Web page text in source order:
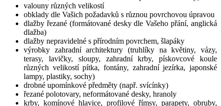
valouny různých velikostí
obklady dle Vašich požadavků s různou povrchovou úpravou
dlažby řezané (formátované desky dle Vašeho přání, anglická
dlažba)
dlažby nepravidelné s přírodním povrchem, šlapáky
výrobky zahradní architektury (truhlíky na květiny, vázy,
terasy, lavičky, sloupy, zahradní krby, pískovcové koule
různých velikostí pítka, fontány, zahradní jezírka, japonské
lampy, plastiky, sochy)
drobné upomínkové předměty (např. svícínky)
řezané polotovary, neformátované desky, hranoly
krby, komínové hlavice, profilové římsy, parapety, obruby,